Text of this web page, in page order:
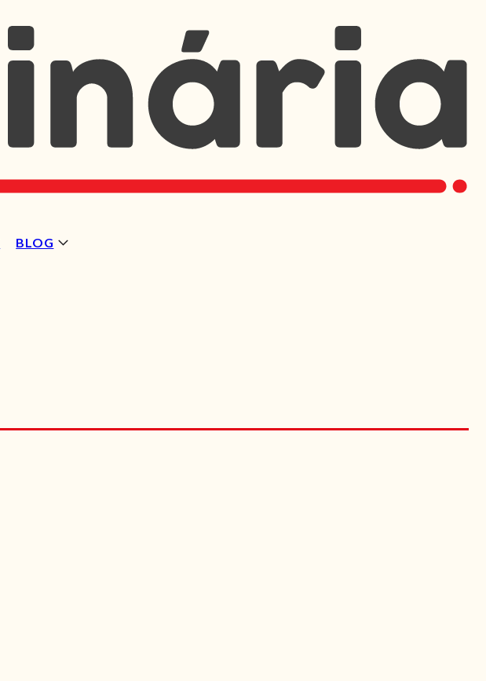
BLOG